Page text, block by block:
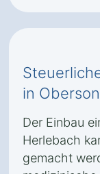
in
Der Einbau
Herlebach
gemacht